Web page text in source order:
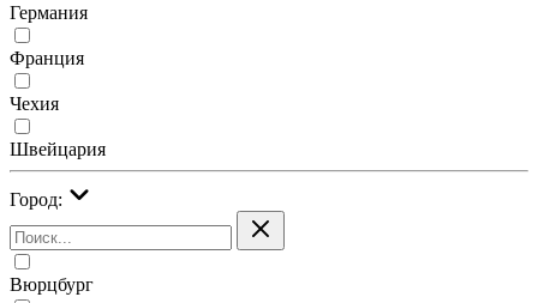
Германия
Франция
Чехия
Швейцария
Город:
Вюрцбург